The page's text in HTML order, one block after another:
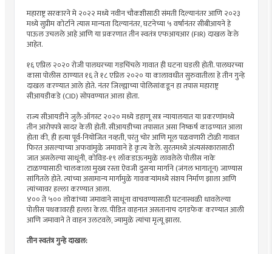
महाराष्ट्र सरकारने मे २०२२ मध्ये नवीन चौकशीसाठी संमती दिल्यानंतर आणि २०२३
मध्ये सुप्रीम कोर्टाने त्यास मान्यता दिल्यानंतर, घटनेच्या ५ वर्षांनंतर सीबीआयने हे
पाऊल उचलले आहे आणि या प्रकरणात तीन स्वतंत्र एफआयआर (FIR) दाखल केले
आहेत.
१६ एप्रिल २०२० रोजी पालघरच्या गडचिंचले गावात ही घटना घडली होती. पालघरच्या
कासा पोलीस ठाण्यात १६ ते १८ एप्रिल २०२० या कालावधीत सुरुवातीला हे तीन गुन्हे
दाखल करण्यात आले होते. नंतर जिल्ह्याच्या पोलिसांकडून हा तपास महाराष्ट्र
सीआयडीकडे (CID) सोपवण्यात आला होता.
राज्य सीआयडीने जुलै-ऑगस्ट २०२० मध्ये डहाणू सत्र न्यायालयात या प्रकरणांमध्ये
तीन आरोपपत्रे सादर केली होती. सीआयडीच्या तपासात असा निष्कर्ष काढण्यात आला
होता की, ही हत्या पूर्व-नियोजित नव्हती, परंतु चोर आणि मूल पळवणारी टोळी गावात
फिरत असल्याच्या अफवांमुळे जमावाने हे कृत्य केले. सुरतमध्ये अंत्यसंस्कारासाठी
जात असलेल्या साधूंनी, कोविड-१९ लॉकडाऊनमुळे लावलेले पोलीस नाके
टाळण्यासाठी चालकाला मुख्य रस्ता ऐवजी दुसऱ्या मार्गाने (जंगल भागातून) जाण्यास
सांगितले होते. त्यांच्या असामान्य मार्गामुळे गावकऱ्यांमध्ये संशय निर्माण झाला आणि
त्यांच्यावर हल्ला करण्यात आला.
४०० ते ५०० लोकांच्या जमावाने साधूंना वाचवण्यासाठी घटनास्थळी धावलेल्या
पोलीस पथकावरही हल्ला केला. पीडित वाहनात असतानाच दगडफेक करण्यात आली
आणि जमावाने ते वाहन उलटवले, ज्यामुळे त्यांचा मृत्यू झाला.
तीन स्वतंत्र गुन्हे दाखल: